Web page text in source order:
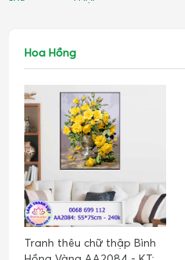
Hoa Hồng
Tranh thêu chữ thập Bình